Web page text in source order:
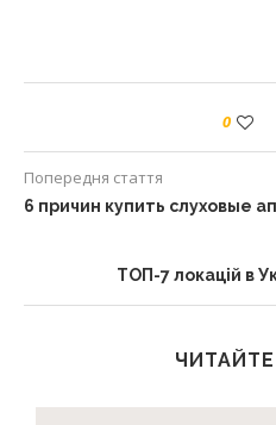
0
Попередня стаття
6 причин купить слуховые
ТОП-7 локацій в